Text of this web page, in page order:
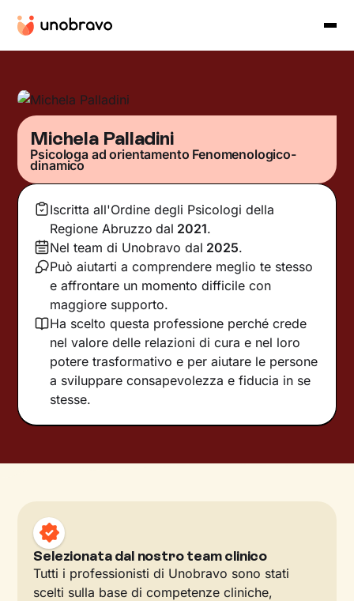
Michela Palladini
Psicologa ad orientamento Fenomenologico-
dinamico
Iscritta all'Ordine degli Psicologi della
Regione Abruzzo dal 2021.
Nel team di Unobravo dal 2025.
Può aiutarti a comprendere meglio te stesso
e affrontare un momento difficile con
maggiore supporto.
Ha scelto questa professione perché crede
nel valore delle relazioni di cura e nel loro
potere trasformativo e per aiutare le persone
a sviluppare consapevolezza e fiducia in se
stesse.
Selezionata dal nostro team clinico
Tutti i professionisti di Unobravo sono stati
scelti sulla base di competenze cliniche,